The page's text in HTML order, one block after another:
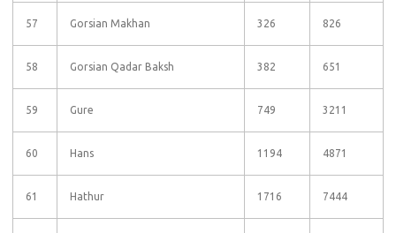
57 Gorsian Makhan 326 826
58 Gorsian Qadar Baksh 382 651
59 Gure 749 3211
60 Hans 1194 4871
61 Hathur 1716 7444